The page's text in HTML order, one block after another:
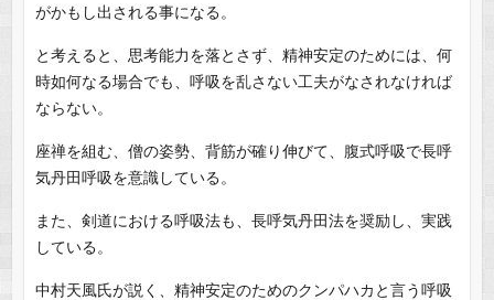
がかもし出される事になる。
と考えると、思考能力を落とさず、精神安定のためには、何
時如何なる場合でも、呼吸を乱さない工夫がなされなければ
ならない。
座禅を組む、僧の姿勢、背筋が確り伸びて、腹式呼吸で長呼
気丹田呼吸を意識している。
また、剣道における呼吸法も、長呼気丹田法を奨励し、実践
している。
中村天風氏が説く、精神安定のためのクンパハカと言う呼吸